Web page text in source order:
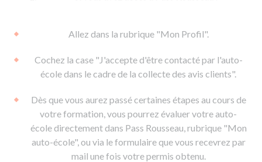
Permis remorque
Permis & handicap
d'apprentissage
De la conduite en voiture
De la conduite à moto
Voir tous les supports
Formations pro.
Permis poids lourd
Formation FCO
Formation CACES
Devenir enseignant de la conduite
Ressources
Allez dans la rubrique "Mon Profil".
Cochez la case "J'accepte d'être contacté par l'auto-
école dans le cadre de la collecte des avis clients".
Dès que vous aurez passé certaines étapes au cours de
votre formation, vous pourrez évaluer votre auto-
école directement dans Pass Rousseau, rubrique "Mon
auto-école", ou via le formulaire que vous recevrez par
mail une fois votre permis obtenu.